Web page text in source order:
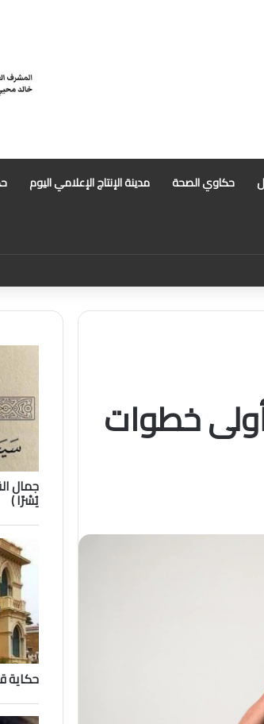
حكاوي الصحة مدينة الإنتاج الإعلامي اليوم
بانتظار رأي المفتي
خطوات